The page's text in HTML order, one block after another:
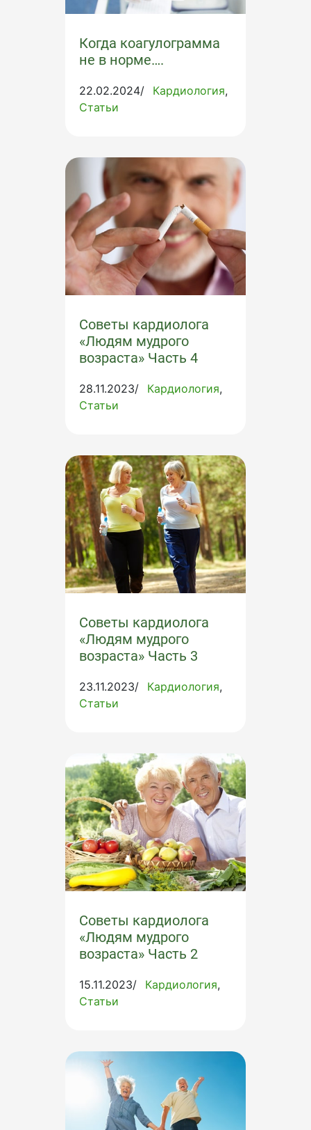
Когда коагулограмма
не в норме….
22.02.2024/
Кардиология
Статьи
Советы кардиолога
«Людям мудрого
возраста» Часть 4
28.11.2023/
Кардиология
Статьи
Советы кардиолога
«Людям мудрого
возраста» Часть 3
23.11.2023/
Кардиология
Статьи
Советы кардиолога
«Людям мудрого
возраста» Часть 2
15.11.2023/
Кардиология
Статьи